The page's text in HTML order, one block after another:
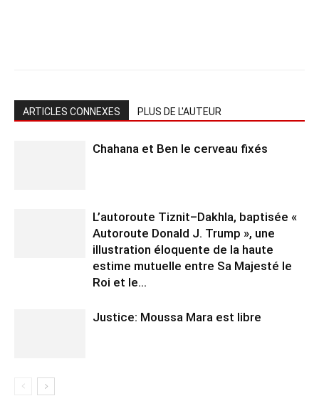
ARTICLES CONNEXES PLUS DE L'AUTEUR
Chahana et Ben le cerveau fixés
L’autoroute Tiznit–Dakhla, baptisée «
Autoroute Donald J. Trump », une
illustration éloquente de la haute
estime mutuelle entre Sa Majesté le
Roi et le...
Justice: Moussa Mara est libre